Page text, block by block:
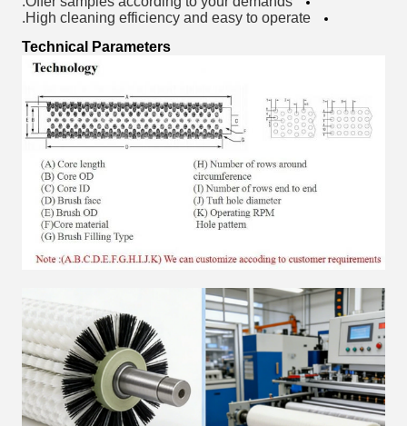
High cleaning efficiency and easy to operate.
Technical Parameters